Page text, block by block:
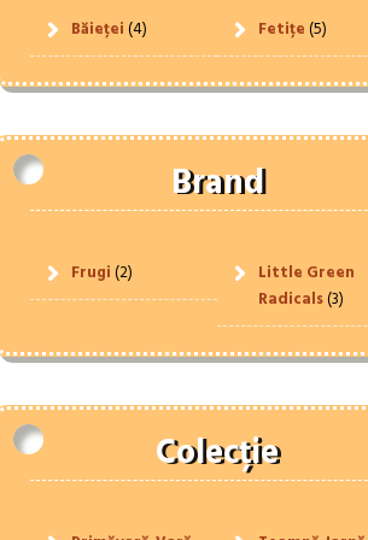
Băieței(4) Fetițe(5)
Brand
Frugi(2)
Little Green
Radicals(3)
Colecție